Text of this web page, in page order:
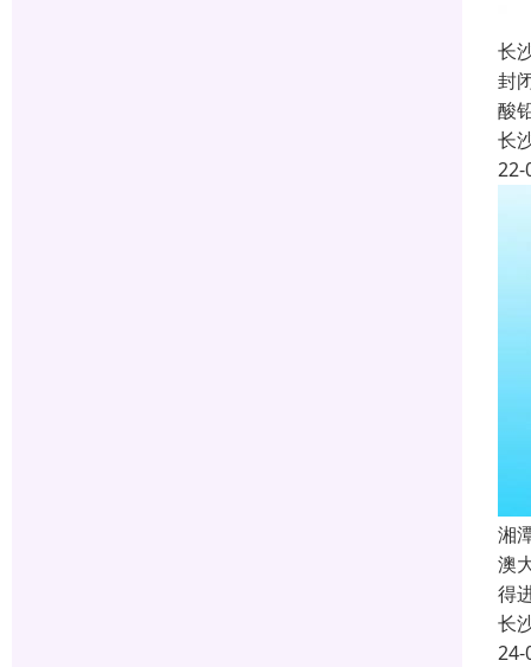
长
封
酸
长
22-
湘
澳
得
长
24-